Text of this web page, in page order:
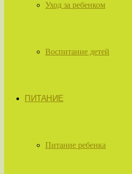
Уход за ребенком
Воспитание детей
ПИТАНИЕ
Питание ребенка